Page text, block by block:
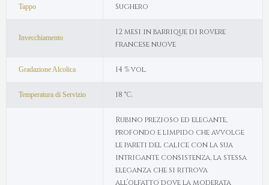
Tappo Sughero
Invecchiamento
12 mesi in barrique di rovere
francese nuove
Gradazione Alcolica 14 % vol.
Temperatura di Servizio 18 °C.
Rubino prezioso ed elegante,
profondo e limpido che avvolge
le pareti del calice con la sua
intrigante consistenza, la stessa
eleganza che si ritrova
all’olfatto dove la moderata